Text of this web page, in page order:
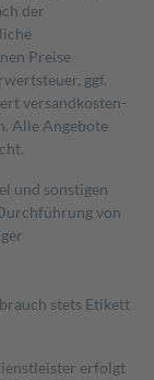
der
Preise
ggf.
versand­kosten­
Alle Angebote
und sonstigen
von
stets Etikett
erfolgt